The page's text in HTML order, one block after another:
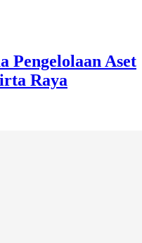
Pengelolaan Aset
Raya